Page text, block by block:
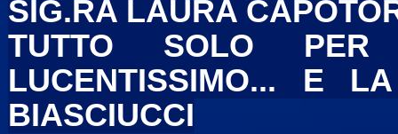
SIG.RA LAURA
TUTTO SOLO
LUCENTISSIMO... E
BIASCIUCCI